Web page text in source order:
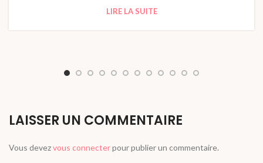
LIRE LA SUITE
LAISSER UN COMMENTAIRE
Vous devezvous connecterpour publier un commentaire.